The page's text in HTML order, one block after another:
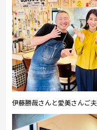
お問い合わせ
伊藤勝哉さんと愛美さんご